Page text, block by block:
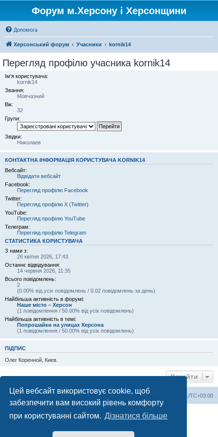
Цей вебсайт використовує cookie, щоб
забезпечити вам високий рівень комфорту
при користуванні сайтом. Дізнатися більше
Форум м.Херсону і Херсонщини
Допомога
Херсонський форум Учасники kornik14
Перегляд профілю учасника kornik14
Ім'я користувача:
kornik14
Звання:
Мовчазний
Вік:
32
Групи:
Звідки:
Николаев
КОНТАКТНА ІНФОРМАЦІЯ КОРИСТУВАЧА KORNIK14
Вебсайт:
Відвідати вебсайт
Facebook:
Перегляд профілю Facebook
Twitter:
Перегляд профілю X (Twitter)
YouTube:
Перегляд профілю YouTube
Телеграм:
Перегляд профілю Telegram
СТАТИСТИКА КОРИСТУВАЧА
З нами з:
26 квітня 2026, 17:43
Останнє відвідування:
14 червня 2026, 11:35
Всього повідомлень:
2
(0.00% від усіх повідомлень / 0.02 повідомлень за день)
Найбільша активність в форумі:
Наше місто – Херсон
(1 повідомлення / 50.00% від усіх повідомлень)
Найбільша активність в темі:
Попрошайки на улицах Херсона
(1 повідомлення / 50.00% від усіх повідомлень)
ПІДПИС
Олег Коренной, Киев.
Перейти
Херсонський форум UTC+03:00
Команда
Працює на phpBB® Forum Software © phpBB Limited
Конфіденційність